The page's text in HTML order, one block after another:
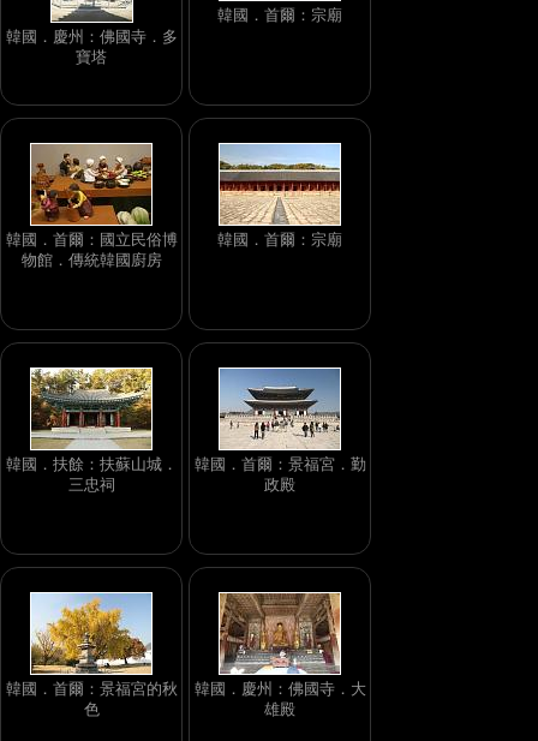
韓國．慶州：佛國寺．多
寶塔
韓國．首爾：宗廟
韓國．首爾：國立民俗博
物館．傳統韓國廚房
韓國．首爾：宗廟
韓國．扶餘：扶蘇山城．
三忠祠
韓國．首爾：景福宮．勤
政殿
韓國．首爾：景福宮的秋
色
韓國．慶州：佛國寺．大
雄殿